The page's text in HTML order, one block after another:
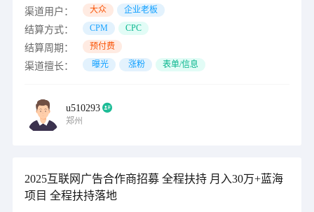
渠道用户： 大众 企业老板
结算方式： CPM CPC
结算周期： 预付费
渠道擅长： 曝光 涨粉 表单/信息
u510293
郑州
2025互联网广告合作商招募 全程扶持 月入30万+蓝海
项目 全程扶持落地